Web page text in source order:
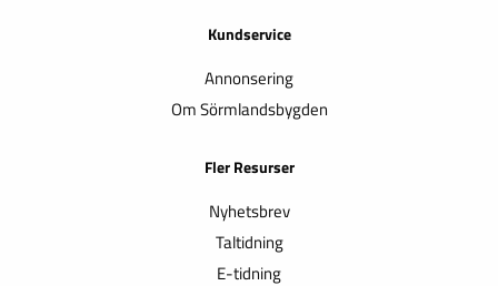
Kundservice
Annonsering
Om Sörmlandsbygden
Fler Resurser
Nyhetsbrev
Taltidning
E-tidning